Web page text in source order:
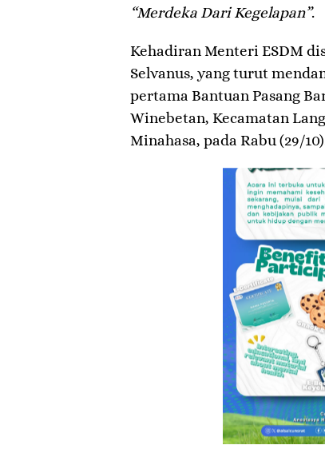
“Merdeka Dari Kegelapan”.
Kehadiran Menteri ESDM
Selvanus, yang turut
pertama Bantuan Pasang
Winebetan, Kecamatan
Minahasa, pada Rabu (29/